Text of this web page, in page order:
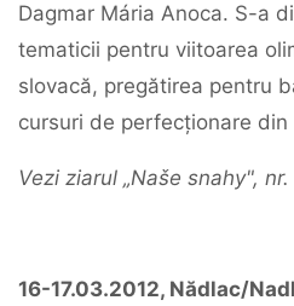
Dagmar Mária Anoca. S-a
tematicii pentru viitoarea
slovacă, pregătirea pentru
cursuri de perfecționare din
Vezi ziarul „Naše snahy",
16-17.03.2012, Nădlac/